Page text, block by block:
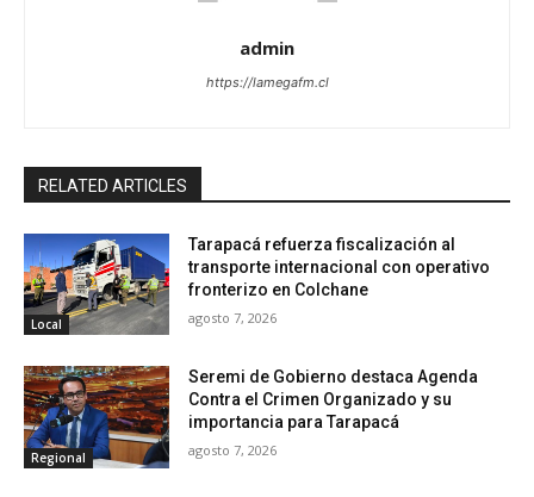
admin
https://lamegafm.cl
RELATED ARTICLES
Local
Tarapacá refuerza fiscalización al
transporte internacional con operativo
fronterizo en Colchane
agosto 7, 2026
Regional
Seremi de Gobierno destaca Agenda
Contra el Crimen Organizado y su
importancia para Tarapacá
agosto 7, 2026